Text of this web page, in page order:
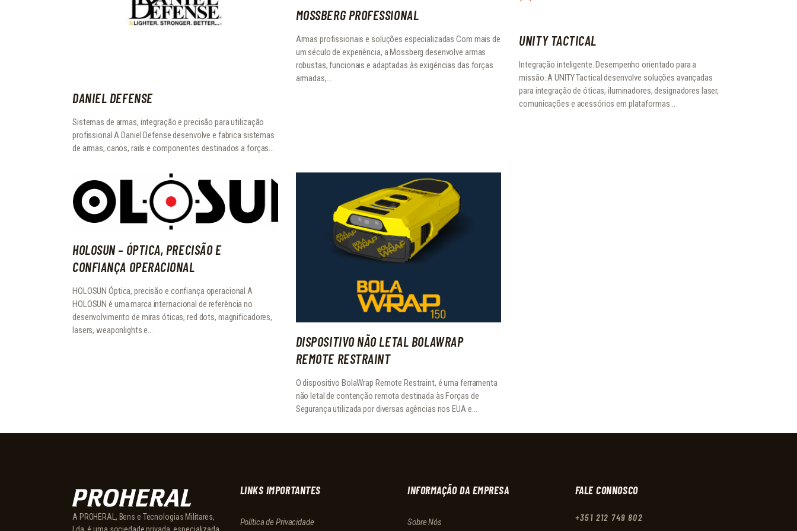
DANIEL DEFENSE
Sistemas de armas, integração e precisão para utilização
profissional A Daniel Defense desenvolve e fabrica sistemas
de armas, canos, rails e componentes destinados a forças…
MOSSBERG PROFESSIONAL
Armas profissionais e soluções especializadas Com mais de
um século de experiência, a Mossberg desenvolve armas
robustas, funcionais e adaptadas às exigências das forças
armadas,…
UNITY TACTICAL
Integração inteligente. Desempenho orientado para a
missão. A UNITY Tactical desenvolve soluções avançadas
para integração de óticas, iluminadores, designadores laser,
comunicações e acessórios em plataformas…
HOLOSUN – ÓPTICA, PRECISÃO E
CONFIANÇA OPERACIONAL
HOLOSUN Óptica, precisão e confiança operacional A
HOLOSUN é uma marca internacional de referência no
desenvolvimento de miras óticas, red dots, magnificadores,
lasers, weaponlights e…
DISPOSITIVO NÃO LETAL BOLAWRAP
REMOTE RESTRAINT
O dispositivo BolaWrap Remote Restraint, é uma ferramenta
não letal de contenção remota destinada às Forças de
Segurança utilizada por diversas agências nos EUA e…
A PROHERAL, Bens e Tecnologias Militares,
LINKS IMPORTANTES
Política de Privacidade
INFORMAÇÃO DA EMPRESA
Sobre Nós
FALE CONNOSCO
+351 212 749 802